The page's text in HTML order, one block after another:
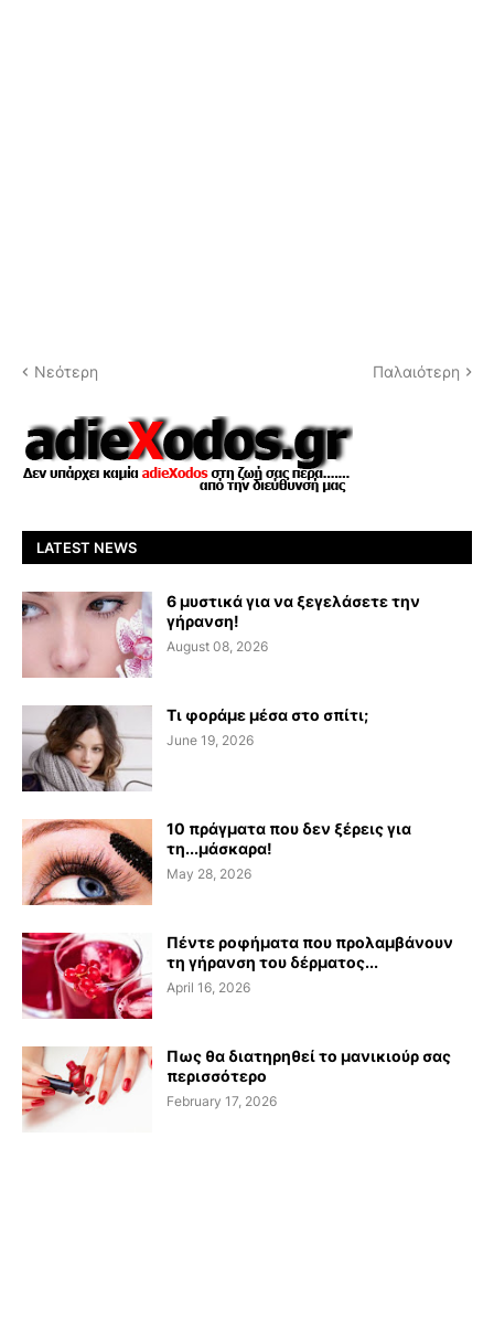
Νεότερη Παλαιότερη
LATEST NEWS
6 μυστικά για να ξεγελάσετε την
γήρανση!
August 08, 2026
Τι φοράμε μέσα στο σπίτι;
June 19, 2026
10 πράγματα που δεν ξέρεις για
τη...μάσκαρα!
May 28, 2026
Πέντε ροφήματα που προλαμβάνουν
τη γήρανση του δέρματος...
April 16, 2026
Πως θα διατηρηθεί το μανικιούρ σας
περισσότερο
February 17, 2026